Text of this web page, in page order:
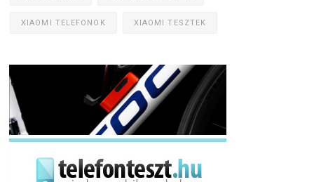
XIAOMI TELEFONOK XIAOMI TESZTEK